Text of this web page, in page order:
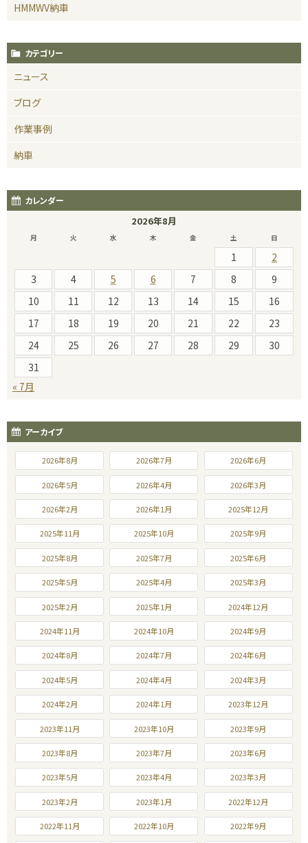
HMMWV納車
カテゴリー
ニュース
ブログ
作業事例
納車
カレンダー
2026年8月
月 火 水 木 金 土 日
1
2
3
4 5 6 7 8
9
10
11 12 13 14 15
16
17
18 19 20 21 22
23
24
25 26 27 28 29
30
31
« 7月
アーカイブ
2026年8月 2026年7月 2026年6月
2026年5月 2026年4月 2026年3月
2026年2月 2026年1月 2025年12月
2025年11月 2025年10月 2025年9月
2025年8月 2025年7月 2025年6月
2025年5月 2025年4月 2025年3月
2025年2月 2025年1月 2024年12月
2024年11月 2024年10月 2024年9月
2024年8月 2024年7月 2024年6月
2024年5月 2024年4月 2024年3月
2024年2月 2024年1月 2023年12月
2023年11月 2023年10月 2023年9月
2023年8月 2023年7月 2023年6月
2023年5月 2023年4月 2023年3月
2023年2月 2023年1月 2022年12月
2022年11月 2022年10月 2022年9月